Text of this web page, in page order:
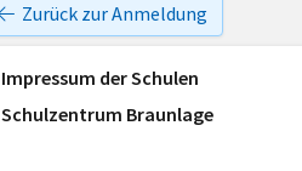
Zurück zur Anmeldung
Impressum der Schulen
Schulzentrum Braunlage